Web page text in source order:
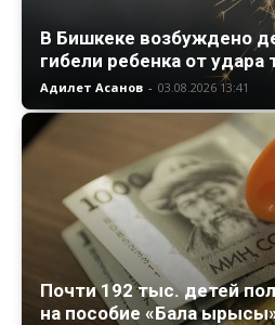
В Бишкеке возбуждено
гибели ребенка от удара
Адилет Асанов - 03.08.2026 13:41
Почти 192 тыс. детей
на пособие «Бала